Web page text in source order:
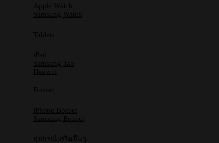
Apple Watch
Samsung Watch
Tablets
iPad
Samsung Tab
Huawei
Boxset
iPhone Boxset
Samsung Boxset
อุปกรณ์เสริมอื่นๆ